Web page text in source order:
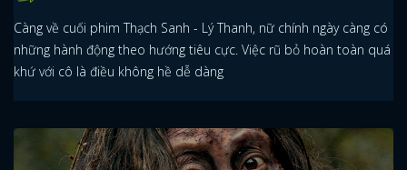
Càng về cuối phim Thạch Sanh - Lý Thanh, nữ chính ngày càng có
những hành động theo hướng tiêu cực. Việc rũ bỏ hoàn toàn quá
khứ với cô là điều không hề dễ dàng